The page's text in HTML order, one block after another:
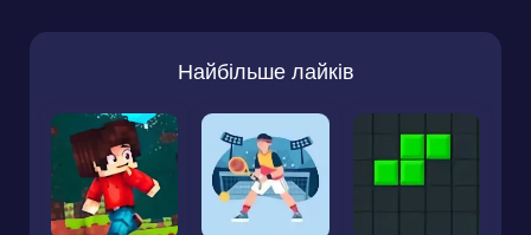
Найбільше лайків